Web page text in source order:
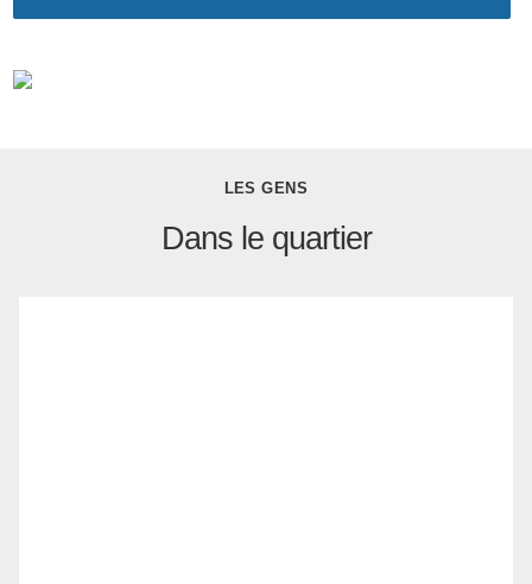
LES GENS
Dans le quartier